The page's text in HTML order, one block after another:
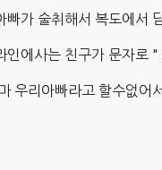
빠가 술취해서 복도에서
인에사는 친구가 문자로
우리아빠라고 할수없어